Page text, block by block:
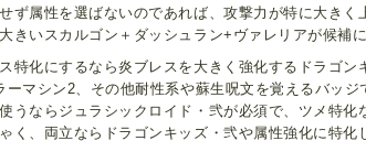
ず属性を選ばないのであれば、攻撃力が特に大きく
きいスカルゴン＋ダッシュラン+ヴァレリアが候補に
特化にするなら炎ブレスを大きく強化するドラゴン
マシン2、その他耐性系や蘇生呪文を覚えるバッジ
うならジュラシックロイド・弐が必須で、ツメ特化
く、両立ならドラゴンキッズ・弐や属性強化に特化